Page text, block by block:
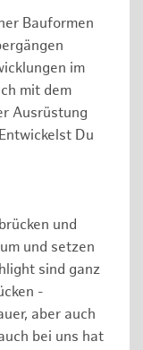
Bauformen
im
mit dem
Ausrüstung
Du
und
und setzen
sind ganz
-
aber auch
bei uns hat